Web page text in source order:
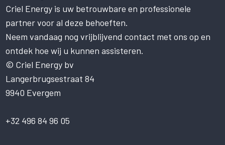
Criel Energy is uw betrouwbare en professionele
partner voor al deze behoeften.
Neem vandaag nog vrijblijvend contact met ons op en
ontdek hoe wij u kunnen assisteren.
© Criel Energy bv
Langerbrugsestraat 84
9940 Evergem
+32 496 84 96 05
onze website te gebruiken, stemt u in met
alle cookies in overeenstemming met ons
Cookiebeleid.Lees verder
STRIKT NOODZAKELIJK
PRESTATIE
TARGETING
FUNCTIONEEL
NIET-GECLASSIFICEERD